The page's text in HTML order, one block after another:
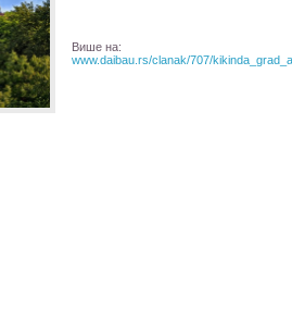
Више на:
www.daibau.rs/clanak/707/